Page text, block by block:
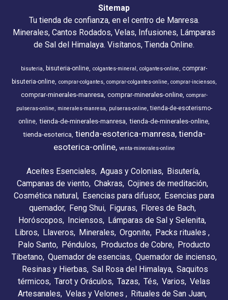
Sitemap
Tu tienda de confianza, en el centro de Manresa.
Minerales, Cantos Rodados, Velas, Infusiones, Lámparas
de Sal del Himalaya. Visítanos, Tienda Online.
bisuteria bisuteria-online colgantes-mineral colgantes-online
comprar-
bisuteria-online comprar-colgantes comprar-colgantes-online comprar-inciensos
comprar-minerales-manresa comprar-minerales-online comprar-
pulseras-online
minerales-manresa pulseras-online tienda-de-esoterismo-
online tienda-de-minerales-manresa tienda-de-minerales-online
tienda-esoterica tienda-esoterica-manresa tienda-
esoterica-online venta-minerales-online
Aceites Esenciales Aguas y Colonias
Bisutería
Campanas de viento Chakras Cojines de meditación
Cosmética natural Esencias para difusor Esencias para
quemador
Feng Shui Figuras
Flores de Bach
Horóscopos
Inciensos
Lámparas de Sal y Selenita
Libros
Llaveros Minerales Orgonite Packs rituales
Palo Santo Péndulos Productos de Cobre Producto
Tibetano Quemador de esencias Quemador de incienso
Resinas y Hierbas Sal Rosa del Himalaya Saquitos
térmicos Tarot y Oráculos Tazas Tés Varios Velas
Artesanales Velas y Velones
Rituales de San Juan